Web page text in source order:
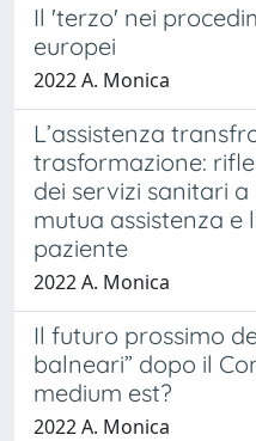
Il 'terzo' nei
europei
2022 A. Monica
L’assistenza
trasformazione:
dei servizi sanitari
mutua assistenza e
paziente
2022 A. Monica
Il futuro prossimo
balneari” dopo il
medium est?
2022 A. Monica